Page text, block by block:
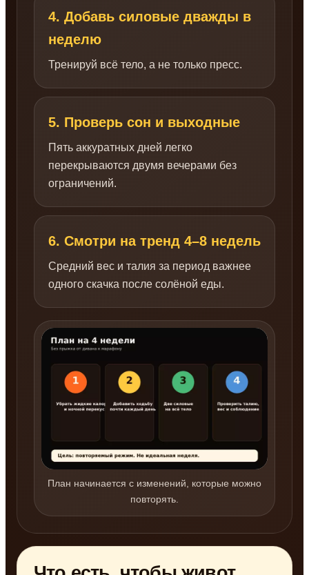
4. Добавь силовые дважды в
неделю
Тренируй всё тело, а не только пресс.
5. Проверь сон и выходные
Пять аккуратных дней легко
перекрываются двумя вечерами без
ограничений.
6. Смотри на тренд 4–8 недель
Средний вес и талия за период важнее
одного скачка после солёной еды.
План начинается с изменений, которые можно
повторять.